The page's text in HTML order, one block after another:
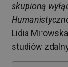
skupioną
Lidia
studiów